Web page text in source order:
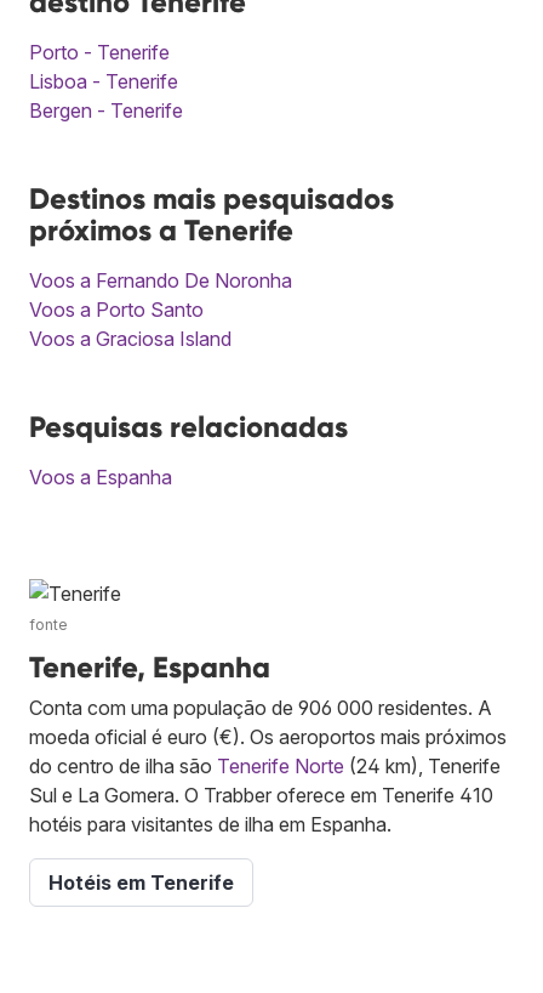
Porto - Tenerife
Lisboa - Tenerife
Bergen - Tenerife
Destinos mais pesquisados
próximos a Tenerife
Voos a Fernando De Noronha
Voos a Porto Santo
Voos a Graciosa Island
Pesquisas relacionadas
Voos a Espanha
fonte
Tenerife, Espanha
Conta com uma população de 906 000 residentes. A
moeda oficial é euro (€). Os aeroportos mais próximos
do centro de ilha são Tenerife Norte (24 km), Tenerife
Sul e La Gomera. O Trabber oferece em Tenerife 410
hotéis para visitantes de ilha em Espanha.
Hotéis em Tenerife